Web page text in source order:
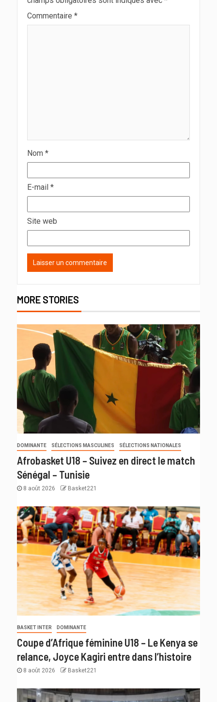
Commentaire *
Nom *
E-mail *
Site web
MORE STORIES
DOMINANTE SÉLECTIONS MASCULINES SÉLECTIONS NATIONALES
Afrobasket U18 – Suivez en direct le match
Sénégal – Tunisie
8 août 2026 Basket221
BASKET INTER DOMINANTE
Coupe d’Afrique féminine U18 – Le Kenya se
relance, Joyce Kagiri entre dans l’histoire
8 août 2026 Basket221